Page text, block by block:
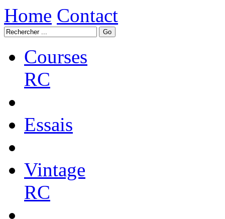
Home Contact
Courses
RC
Essais
Vintage
RC